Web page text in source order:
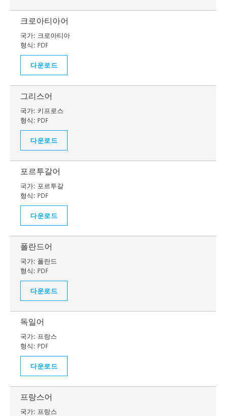
크로아티아어
국가: 크로아티아
형식: PDF
다운로드
그리스어
국가: 키프로스
형식: PDF
다운로드
포르투갈어
국가: 포르투갈
형식: PDF
다운로드
폴란드어
국가: 폴란드
형식: PDF
다운로드
독일어
국가: 프랑스
형식: PDF
다운로드
프랑스어
국가: 프랑스